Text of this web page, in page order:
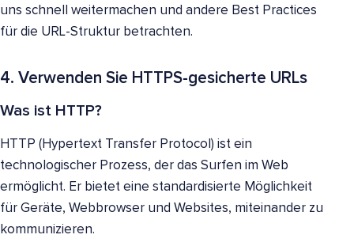
uns schnell weitermachen und andere Best Practices
für die URL-Struktur betrachten.
4. Verwenden Sie HTTPS-gesicherte URLs
Was ist HTTP?
HTTP (Hypertext Transfer Protocol) ist ein
technologischer Prozess, der das Surfen im Web
ermöglicht. Er bietet eine standardisierte Möglichkeit
für Geräte, Webbrowser und Websites, miteinander zu
kommunizieren.